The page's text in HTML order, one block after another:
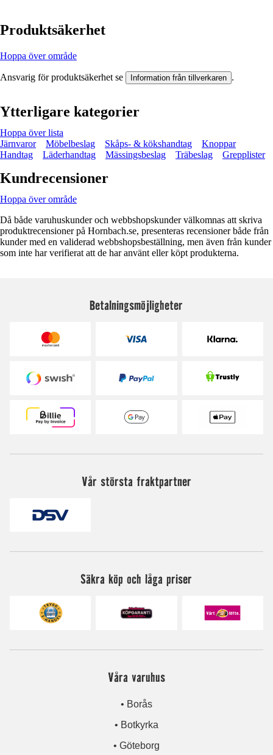
Produktsäkerhet
Hoppa över område
Ansvarig för produktsäkerhet se Information från tillverkaren .
Ytterligare kategorier
Hoppa över lista
Järnvaror
Möbelbeslag Skåps- & kökshandtag
Knoppar
Handtag
Läderhandtag Mässingsbeslag Träbeslag Grepplister
Kundrecensioner
Hoppa över område
Då både varuhuskunder och webbshopskunder välkomnas att skriva
produktrecensioner på Hornbach.se, presenteras recensioner både från
kunder med en validerad webbshopsbeställning, men även från kunder
som inte har verifierat att de har använt eller köpt produkterna.
Betalningsmöjligheter
Vår största fraktpartner
Säkra köp och låga priser
Våra varuhus
• Borås
• Botkyrka
• Göteborg